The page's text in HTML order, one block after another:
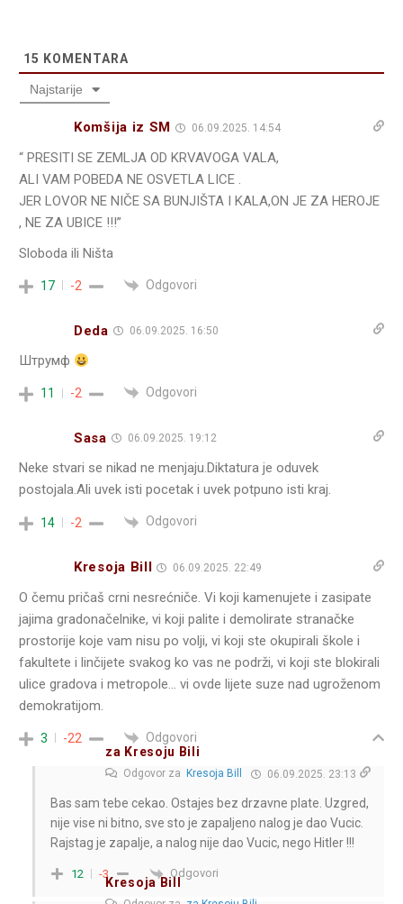
15 KOMENTARA
Najstarije
Komšija iz SM 06.09.2025. 14:54
“ PRESITI SE ZEMLJA OD KRVAVOGA VALA,
ALI VAM POBEDA NE OSVETLA LICE .
JER LOVOR NE NIČE SA BUNJIŠTA I KALA,ON JE ZA HEROJE
, NE ZA UBICE !!!”
Sloboda ili Ništa
17 -2 Odgovori
Deda 06.09.2025. 16:50
Штрумф
11 -2 Odgovori
Sasa 06.09.2025. 19:12
Neke stvari se nikad ne menjaju.Diktatura je oduvek
postojala.Ali uvek isti pocetak i uvek potpuno isti kraj.
14 -2 Odgovori
Kresoja Bill 06.09.2025. 22:49
O čemu pričaš crni nesrećniče. Vi koji kamenujete i zasipate
jajima gradonačelnike, vi koji palite i demolirate stranačke
prostorije koje vam nisu po volji, vi koji ste okupirali škole i
fakultete i linčijete svakog ko vas ne podrži, vi koji ste blokirali
ulice gradova i metropole… vi ovde lijete suze nad ugroženom
demokratijom.
3 -22
Odgovori
za Kresoju Bili
Odgovor za Kresoja Bill 06.09.2025. 23:13
Bas sam tebe cekao. Ostajes bez drzavne plate. Uzgred,
nije vise ni bitno, sve sto je zapaljeno nalog je dao Vucic.
Rajstag je zapalje, a nalog nije dao Vucic, nego Hitler !!!
12 -3 Odgovori
Kresoja Bill